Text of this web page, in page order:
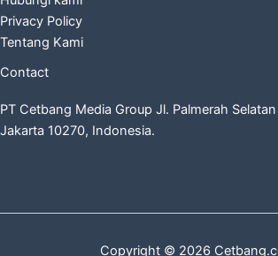
Privacy Policy
Tentang Kami
Contact
PT Cetbang Media Group Jl. Palmerah
Jakarta 10270, Indonesia.
Copyright © 2026